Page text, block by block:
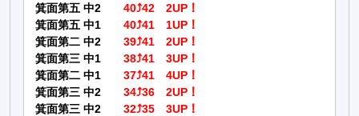
箕面第五 中2
40⤴42 2UP！
箕面第五 中1
40⤴41 1UP！
箕面第二 中2
39⤴41 2UP！
箕面第三 中1
38⤴41 3UP！
箕面第二 中1
37⤴41 4UP！
箕面第三 中2
34⤴36 2UP！
箕面第三 中2
32⤴35 3UP！